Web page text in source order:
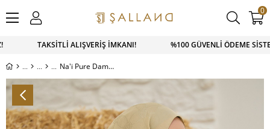
SİPARİŞ 0543 900 41 41 1500 TL ÜZERİ KARGO
0
Na'i Pure Dama Desen Şal Lime